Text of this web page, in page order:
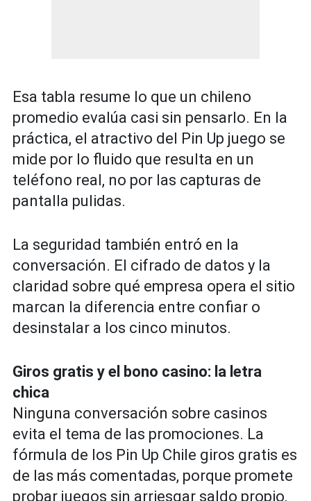
Esa tabla resume lo que un chileno
promedio evalúa casi sin pensarlo. En la
práctica, el atractivo del Pin Up juego se
mide por lo fluido que resulta en un
teléfono real, no por las capturas de
pantalla pulidas.
La seguridad también entró en la
conversación. El cifrado de datos y la
claridad sobre qué empresa opera el sitio
marcan la diferencia entre confiar o
desinstalar a los cinco minutos.
Giros gratis y el bono casino: la letra
chica
Ninguna conversación sobre casinos
evita el tema de las promociones. La
fórmula de los Pin Up Chile giros gratis es
de las más comentadas, porque promete
probar juegos sin arriesgar saldo propio,